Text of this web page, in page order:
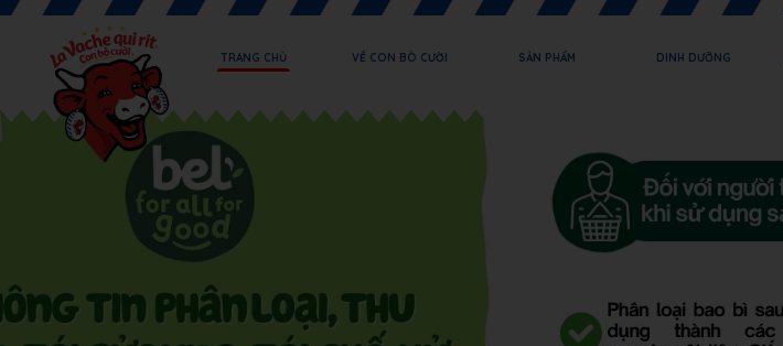
TRANG CHỦ VỀ CON BÒ CƯỜI SẢN PHẨM DINH DƯỠNG